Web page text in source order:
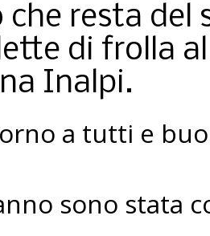
che resta del
di frolla
Inalpi.
a tutti e
sono stata